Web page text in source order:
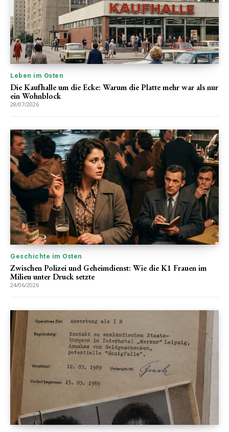
Leben im Osten
Die Kaufhalle um die Ecke: Warum die Platte mehr war als nur
ein Wohnblock
28/07/2026
Geschichte im Osten
Zwischen Polizei und Geheimdienst: Wie die K1 Frauen im
Milieu unter Druck setzte
24/06/2026